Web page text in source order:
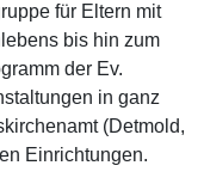
für Eltern mit
bis hin zum
der Ev.
in ganz
(Detmold,
Einrichtungen.